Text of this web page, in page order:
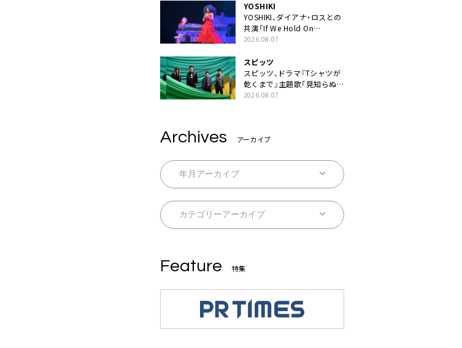
YOSHIKI
YOSHIKI、ダイアナ・ロスとの
共演「If We Hold On
Together」ライブ映像公開
2026.08.07
スピッツ
スピッツ、ドラマ『Tシャツが
乾くまで』主題歌「見知らぬ
糸」本日配信。ドラマとのSP
2026.08.07
Archives アーカイブ
Feature 特集